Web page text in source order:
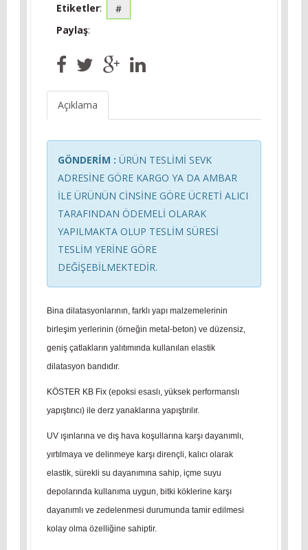
Etiketler:
#
Paylaş:
Açıklama
GÖNDERİM : ÜRÜN TESLİMİ SEVK
ADRESİNE GÖRE KARGO YA DA AMBAR
İLE ÜRÜNÜN CİNSİNE GÖRE ÜCRETİ ALICI
TARAFINDAN ÖDEMELİ OLARAK
YAPILMAKTA OLUP TESLİM SÜRESİ
TESLİM YERİNE GÖRE
DEĞİŞEBİLMEKTEDİR.
Bina dilatasyonlarının, farklı yapı malzemelerinin
birleşim yerlerinin (örneğin metal-beton) ve düzensiz,
geniş çatlakların yalıtımında kullanılan elastik
dilatasyon bandıdır.
KÖSTER KB Fix (epoksi esaslı, yüksek performanslı
yapıştırıcı) ile derz yanaklarına yapıştırılır.
UV ışınlarına ve dış hava koşullarına karşı dayanımlı,
yırtılmaya ve delinmeye karşı dirençli, kalıcı olarak
elastik, sürekli su dayanımına sahip, içme suyu
depolarında kullanıma uygun, bitki köklerine karşı
dayanımlı ve zedelenmesi durumunda tamir edilmesi
kolay olma özelliğine sahiptir.